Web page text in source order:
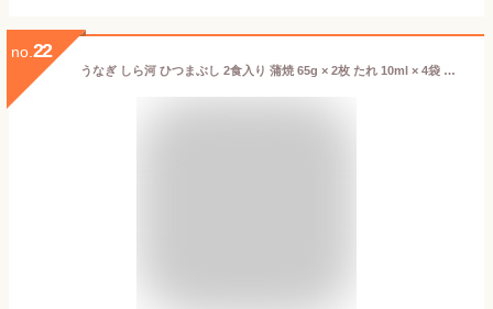
no. 22
うなぎ しら河 ひつまぶし 2食入り 蒲焼 65g × 2枚 たれ 10ml × 4袋 北海道・沖縄送料別 ギフト 贈答 鰻 うなぎ 魚介 お手軽 簡単 惣菜 生産者直送 名古屋